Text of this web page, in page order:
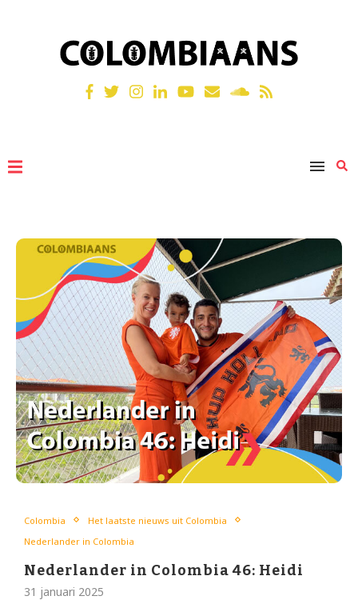
Colombia
Het laatste nieuws uit Colombia
Nederlander in Colombia
Nederlander in Colombia 46: Heidi
31 januari 2025